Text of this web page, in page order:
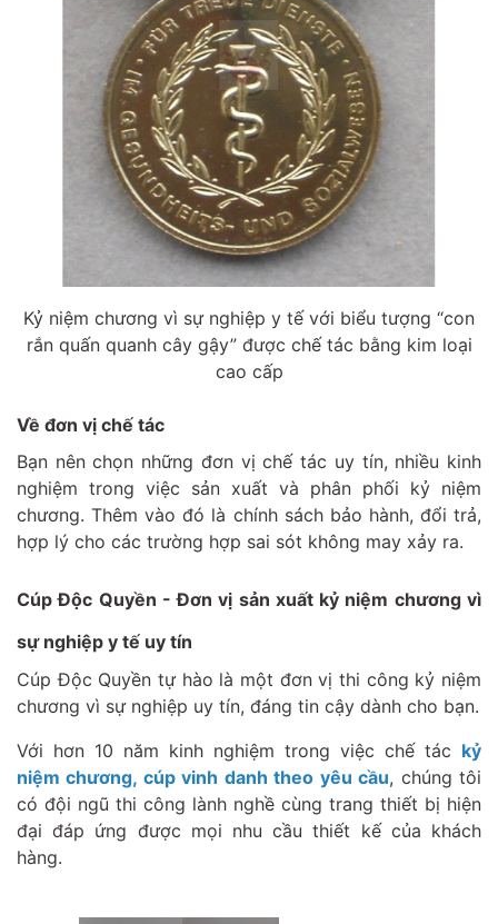
Kỷ niệm chương vì sự nghiệp y tế với biểu tượng “con
rắn quấn quanh cây gậy” được chế tác bằng kim loại
cao cấp
Về đơn vị chế tác
Bạn nên chọn những đơn vị chế tác uy tín, nhiều kinh
nghiệm trong việc sản xuất và phân phối kỷ niệm
chương. Thêm vào đó là chính sách bảo hành, đổi trả,
hợp lý cho các trường hợp sai sót không may xảy ra.
Cúp Độc Quyền - Đơn vị sản xuất kỷ niệm chương vì
sự nghiệp y tế uy tín
Cúp Độc Quyền tự hào là một đơn vị thi công kỷ niệm
chương vì sự nghiệp uy tín, đáng tin cậy dành cho bạn.
Với hơn 10 năm kinh nghiệm trong việc chế tác kỷ
niệm chương, cúp vinh danh theo yêu cầu, chúng tôi
có đội ngũ thi công lành nghề cùng trang thiết bị hiện
đại đáp ứng được mọi nhu cầu thiết kế của khách
hàng.